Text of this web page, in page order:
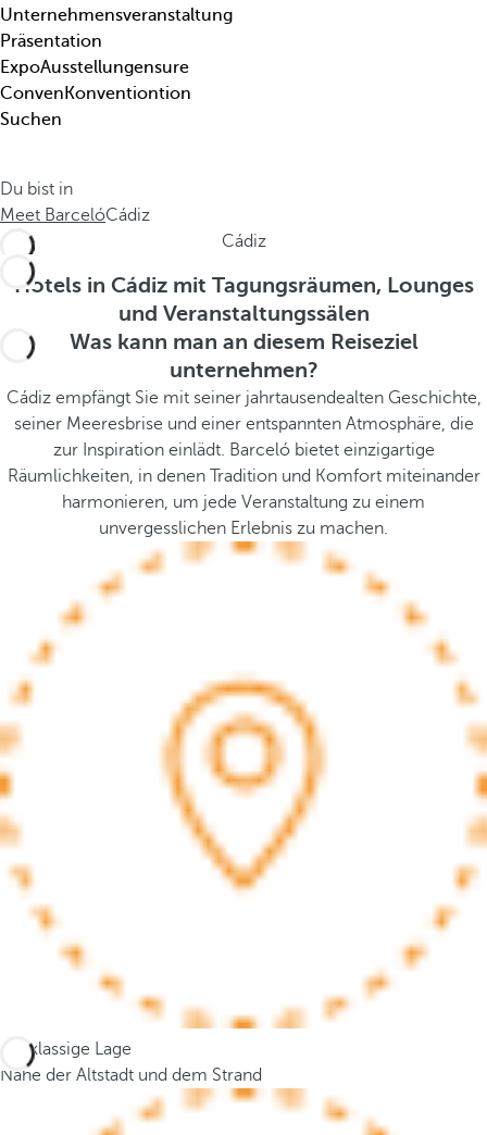
T
h
e
m
a
.
e
y
o
p
e
t
h
a
m
u
t
o
t
h
e
i
Unternehmensveranstaltung
Präsentation
ExpoAusstellungensure
ConvenKonventiontion
Suchen
Du bist in
Meet BarcelóCádiz
Cádiz
Hotels in Cádiz mit Tagungsräumen, Lounges
und Veranstaltungssälen
Was kann man an diesem Reiseziel
unternehmen?
Cádiz empfängt Sie mit seiner jahrtausendealten Geschichte,
seiner Meeresbrise und einer entspannten Atmosphäre, die
zur Inspiration einlädt. Barceló bietet einzigartige
Räumlichkeiten, in denen Tradition und Komfort miteinander
harmonieren, um jede Veranstaltung zu einem
unvergesslichen Erlebnis zu machen.
Erstklassige Lage
Nahe der Altstadt und dem Strand